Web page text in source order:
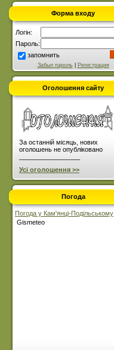
Форма входу
Логін:
Пароль:
запомнить
Забыл пароль| Регистрация
Оголошення сайту
За останній місяць, нових
оголошень не опубліковано
Усі оголошення >>
Погода
Погода у Кам'янці-Подільському
Gismeteo